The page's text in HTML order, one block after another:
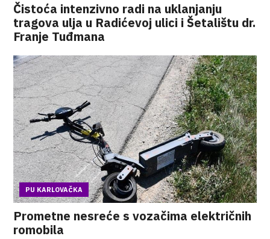
Čistoća intenzivno radi na uklanjanju
tragova ulja u Radićevoj ulici i Šetalištu dr.
Franje Tuđmana
PU KARLOVAČKA
Prometne nesreće s vozačima električnih
romobila